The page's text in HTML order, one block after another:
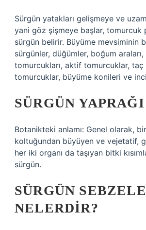
Sürgün yatakları gelişmeye ve
yani göz şişmeye başlar, tomurcuk
sürgün belirir. Büyüme mevsiminin
sürgünler, düğümler, boğum araları,
tomurcukları, aktif tomurcuklar,
tomurcuklar, büyüme konileri ve
SÜRGÜN
Botanikteki anlamı: Genel olarak,
koltuğundan büyüyen ve vejetatif,
her iki organı da taşıyan bitki
sürgün.
SÜRGÜN
NELERDIR?